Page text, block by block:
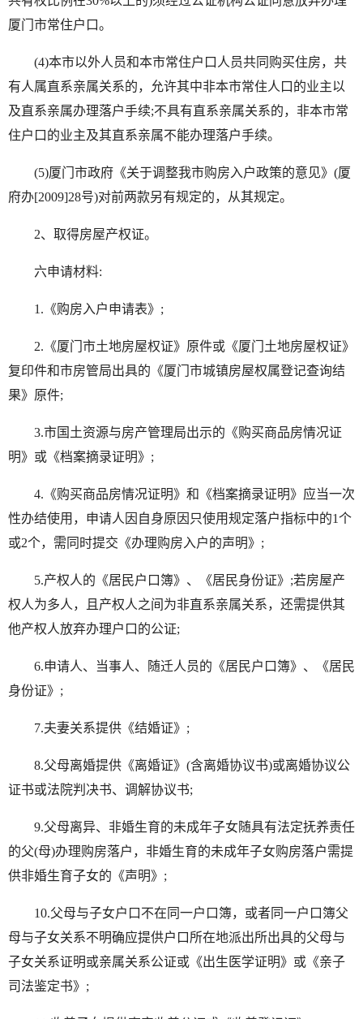
厦门市常住户口。
(4)本市以外人员和本市常住户口人员共同购买住房，共
有人属直系亲属关系的，允许其中非本市常住人口的业主以
及直系亲属办理落户手续;不具有直系亲属关系的，非本市常
住户口的业主及其直系亲属不能办理落户手续。
(5)厦门市政府《关于调整我市购房入户政策的意见》(厦
府办[2009]28号)对前两款另有规定的，从其规定。
2、取得房屋产权证。
六申请材料:
1.《购房入户申请表》;
2.《厦门市土地房屋权证》原件或《厦门土地房屋权证》
复印件和市房管局出具的《厦门市城镇房屋权属登记查询结
果》原件;
3.市国土资源与房产管理局出示的《购买商品房情况证
明》或《档案摘录证明》;
4.《购买商品房情况证明》和《档案摘录证明》应当一次
性办结使用，申请人因自身原因只使用规定落户指标中的1个
或2个，需同时提交《办理购房入户的声明》;
5.产权人的《居民户口簿》、《居民身份证》;若房屋产
权人为多人，且产权人之间为非直系亲属关系，还需提供其
他产权人放弃办理户口的公证;
6.申请人、当事人、随迁人员的《居民户口簿》、《居民
身份证》;
7.夫妻关系提供《结婚证》;
8.父母离婚提供《离婚证》(含离婚协议书)或离婚协议公
证书或法院判决书、调解协议书;
9.父母离异、非婚生育的未成年子女随具有法定抚养责任
的父(母)办理购房落户，非婚生育的未成年子女购房落户需提
供非婚生育子女的《声明》;
10.父母与子女户口不在同一户口簿，或者同一户口簿父
母与子女关系不明确应提供户口所在地派出所出具的父母与
子女关系证明或亲属关系公证或《出生医学证明》或《亲子
司法鉴定书》;